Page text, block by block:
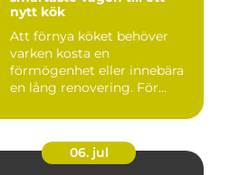
nytt kök
Att förnya köket behöver
varken kosta en
förmögenhet eller innebära
en lång renovering. För
06. jul